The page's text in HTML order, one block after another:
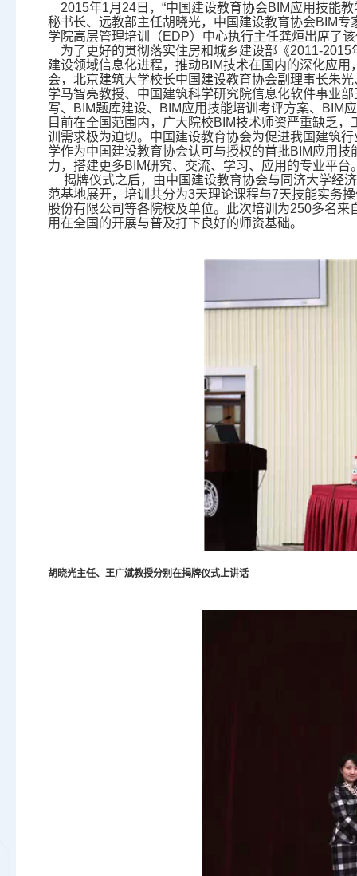
2015年1月24日，“中国建设教育协会BIM应用技能
秘书长、远教部主任胡晓光，中国建设教育协会BIM
学院高层管理培训（EDP）中心执行主任龚烜出席了
为了更好的贯彻落实住房和城乡建设部《2011-2015
建设领域信息化进程，推动BIM技术在国内的深化应
会，北京建筑大学校长中国建设教育协会副理事长朱
学马智亮教授、中国建筑科学研究院信息化软件事业
写、BIM题库建设、BIM应用技能培训考评方案、BIM
目前在全国范围内，广大院校BIM技术师资严重缺乏
训需求极为迫切。中国建设教育协会为促进我国建筑
学作为中国建设教育协会认可与授权的首批BIM应用
力，搭建更多BIM研究、交流、学习、应用的专业平台
揭牌仪式之后，由中国建设教育协会与同济大学经
范基地展开，培训共分为3天理论课程与7天技能实务
股份有限公司等各院校及单位。此次培训为250多名
用在全国的开展与普及打下良好的师资基础。
胡晓光主任、王广斌教授分别在揭牌仪式上讲话